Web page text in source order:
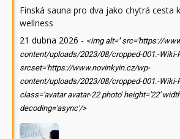
Finská sauna pro dva jako chytrá cesta
wellness
21 dubna 2026 - <img alt='' src='https://
content/uploads/2023/08/cropped-001.-Wiki-
srcset='https://www.novinkyin.cz/wp-
content/uploads/2023/08/cropped-001.-Wiki-
class='avatar avatar-22 photo' height='22'
decoding='async'/>